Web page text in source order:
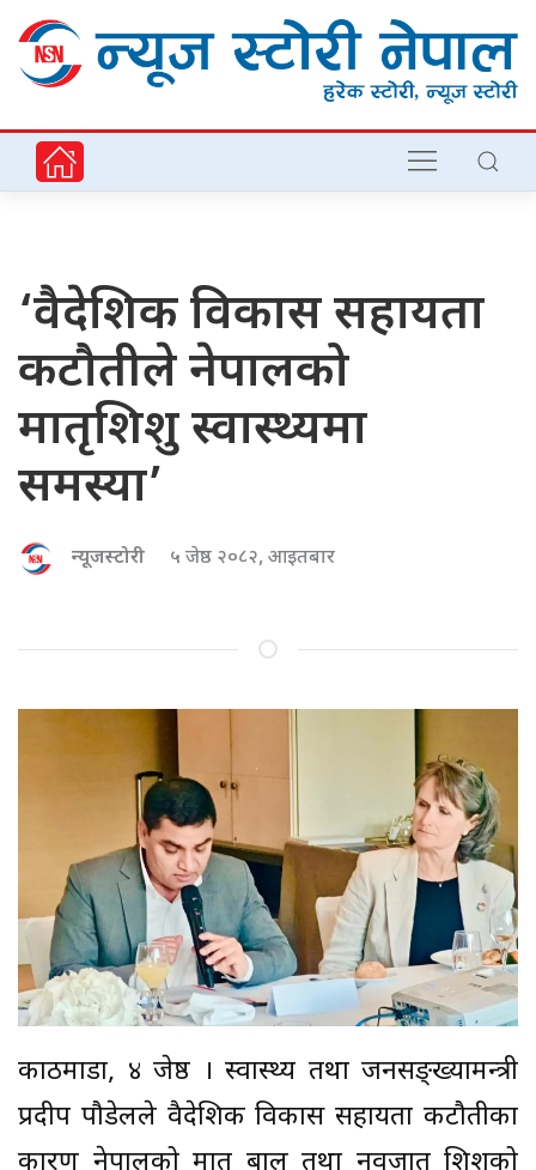
‘वैदेशिक विकास सहायता
कटौतीले नेपालको
मातृशिशु स्वास्थ्यमा
समस्या’
न्यूजस्टोरी ५ जेष्ठ २०८२, आइतबार
काठमाडौं, ४ जेष्ठ । स्वास्थ्य तथा जनसङ्ख्यामन्त्री
प्रदीप पौडेलले वैदेशिक विकास सहायता कटौतीका